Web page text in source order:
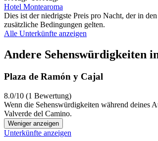
Hotel Montearoma
Dies ist der niedrigste Preis pro Nacht, der in
zusätzliche Bedingungen gelten.
Alle Unterkünfte anzeigen
Andere Sehenswürdigkeiten
Plaza de Ramón y Cajal
8.0/10 (1 Bewertung)
Wenn die Sehenswürdigkeiten während deines
Valverde del Camino.
Weniger anzeigen
Unterkünfte anzeigen